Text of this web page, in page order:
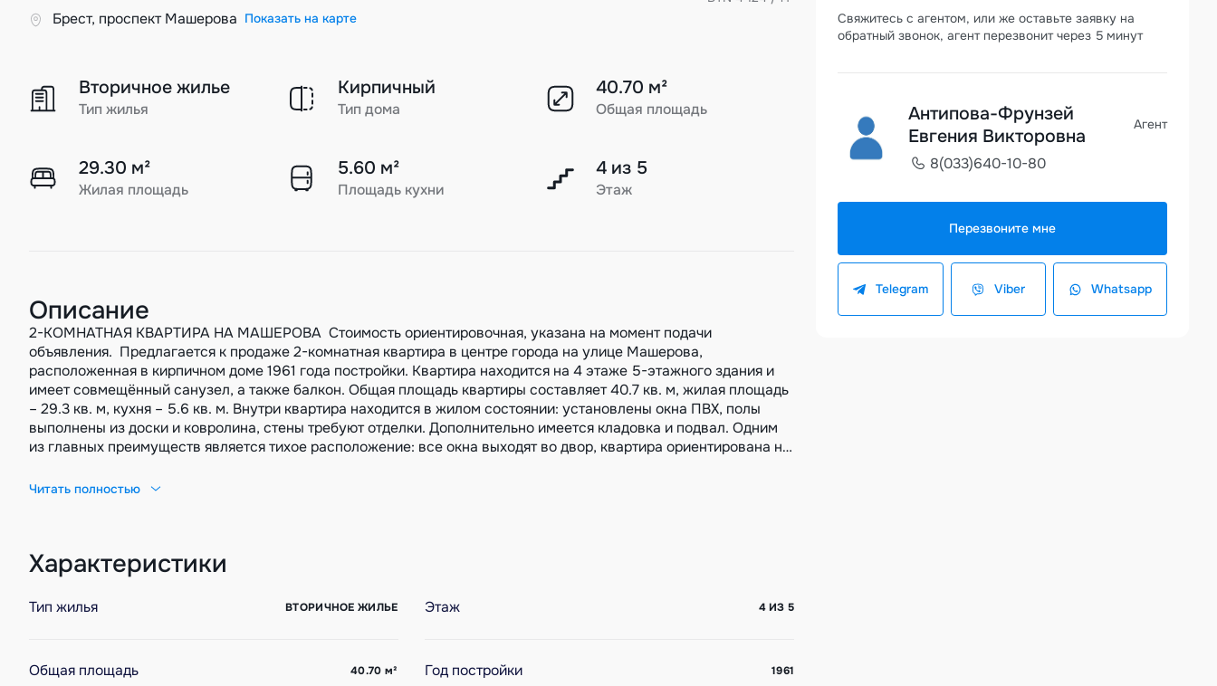
Брест, проспект Машерова Показать на карте
Вторичное жилье
Тип жилья
Кирпичный
Тип дома
40.70 м²
Общая площадь
29.30 м²
Жилая площадь
5.60 м²
Площадь кухни
4 из 5
Этаж
Описание
2-КОМНАТНАЯ КВАРТИРА НА МАШЕРОВА Стоимость ориентировочная, указана на момент подачи
объявления. Предлагается к продаже 2-комнатная квартира в центре города на улице Машерова,
расположенная в кирпичном доме 1961 года постройки. Квартира находится на 4 этаже 5-этажного здания и
имеет совмещённый санузел, а также балкон. Общая площадь квартиры составляет 40.7 кв. м, жилая площадь
– 29.3 кв. м, кухня – 5.6 кв. м. Внутри квартира находится в жилом состоянии: установлены окна ПВХ, полы
выполнены из доски и ковролина, стены требуют отделки. Дополнительно имеется кладовка и подвал. Одним
из главных преимуществ является тихое расположение: все окна выходят во двор, квартира ориентирована на
общественного транспорта, удобная транспортная развязка и вся необходимая инфраструктура центра города.
Читать полностью
Характеристики
Тип жилья ВТОРИЧНОЕ ЖИЛЬЕ
Общая площадь 40.70 м²
Этаж 4 ИЗ 5
Год постройки 1961
Свяжитесь с агентом, или же оставьте заявку на
обратный звонок, агент перезвонит через 5 минут
Антипова-Фрунзей
Евгения Викторовна
Агент
8(033)640-10-80
Перезвоните мне
Telegram Viber Whatsapp